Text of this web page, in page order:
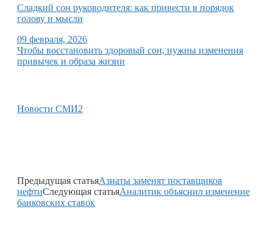
Сладкий сон руководителя: как привести в порядок
голову и мысли
09 февраля, 2026
Чтобы восстановить здоровый сон, нужны изменения
привычек и образа жизни
Новости СМИ2
Предыдущая статьяАзиаты заменят поставщиков
нефтиСледующая статьяАналитик объяснил изменение
банковских ставок